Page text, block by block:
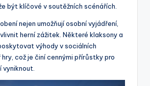
být klíčové v soutěžních scénářích.
nejen umožňují osobní vyjádření,
herní zážitek. Některé klaksony a
výhody v sociálních
což je činí cennými přírůstky pro